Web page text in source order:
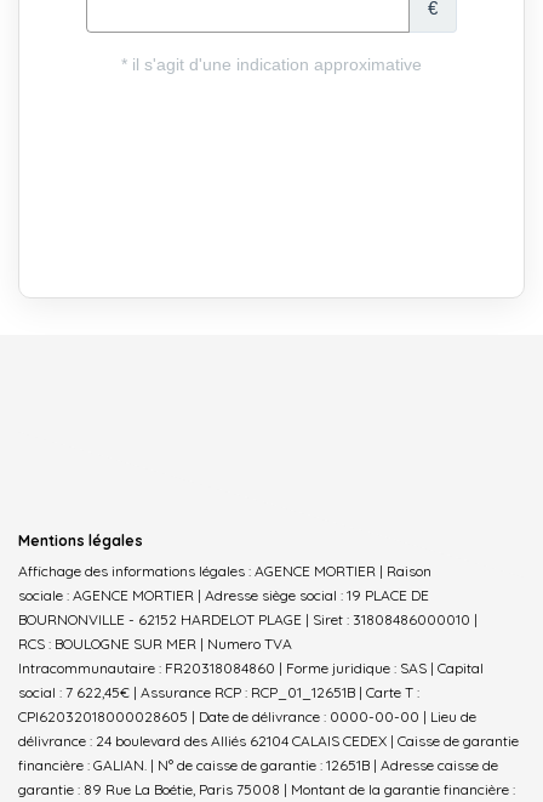
Mentions légales
Affichage des informations légales : AGENCE MORTIER | Raison
sociale : AGENCE MORTIER | Adresse siège social : 19 PLACE DE
BOURNONVILLE - 62152 HARDELOT PLAGE | Siret : 31808486000010 |
RCS : BOULOGNE SUR MER | Numero TVA
Intracommunautaire : FR20318084860 | Forme juridique : SAS | Capital
social : 7 622,45€ | Assurance RCP : RCP_01_12651B | Carte T :
CPI62032018000028605 | Date de délivrance : 0000-00-00 | Lieu de
délivrance : 24 boulevard des Alliés 62104 CALAIS CEDEX | Caisse de garantie
financière : GALIAN. | N° de caisse de garantie : 12651B | Adresse caisse de
garantie : 89 Rue La Boétie, Paris 75008 | Montant de la garantie financière :